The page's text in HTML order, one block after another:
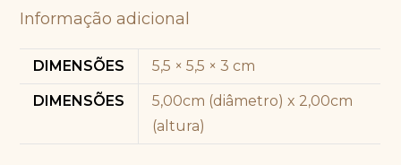
Informação adicional
DIMENSÕES 5,5 × 5,5 × 3 cm
DIMENSÕES
5,00cm (diâmetro) x 2,00cm
(altura)